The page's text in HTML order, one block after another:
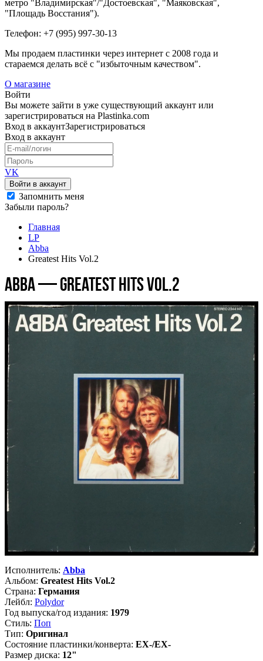
метро "Владимирская"/"Достоевская", "Маяковская",
"Площадь Восстания").
Телефон: +7 (995) 997-30-13
Мы продаем пластинки через интернет c 2008 года и
стараемся делать всё с "избыточным качеством".
О магазине
Войти
Вы можете зайти в уже существующий аккаунт или
зарегистрироваться на Plastinka.com
Вход в аккаунтЗарегистрироваться
Вход в аккаунт
VK
Войти в аккаунт
Запомнить меня
Забыли пароль?
Главная
LP
Abba
Greatest Hits Vol.2
Abba — Greatest Hits Vol.2
Исполнитель: Abba
Альбом: Greatest Hits Vol.2
Страна: Германия
Лейбл: Polydor
Год выпуска/год издания: 1979
Стиль: Поп
Тип: Оригинал
Состояние пластинки/конверта: EX-/EX-
Размер диска: 12"